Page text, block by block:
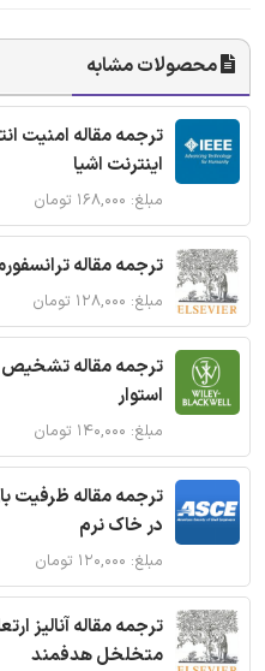
محصولات مشابه
اینترنت اشیا
مبلغ: ۱۶۸,۰۰۰ تومان
ترجمه مقاله
مبلغ: ۱۲۸,۰۰۰ تومان
ترجمه مقاله تشخیص
استوار
مبلغ: ۱۴۰,۰۰۰ تومان
ترجمه مقاله ظرفیت
در خاک نرم
مبلغ: ۱۲۰,۰۰۰ تومان
ترجمه مقاله آنالیز
متخلخل هدفمند